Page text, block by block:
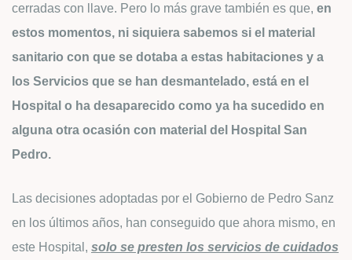
cerradas con llave. Pero lo más grave también es que, en
estos momentos, ni siquiera sabemos si el material
sanitario con que se dotaba a estas habitaciones y a
los Servicios que se han desmantelado, está en el
Hospital o ha desaparecido como ya ha sucedido en
alguna otra ocasión con material del Hospital San
Pedro.
Las decisiones adoptadas por el Gobierno de Pedro Sanz
en los últimos años, han conseguido que ahora mismo, en
este Hospital, solo se presten los servicios de cuidados